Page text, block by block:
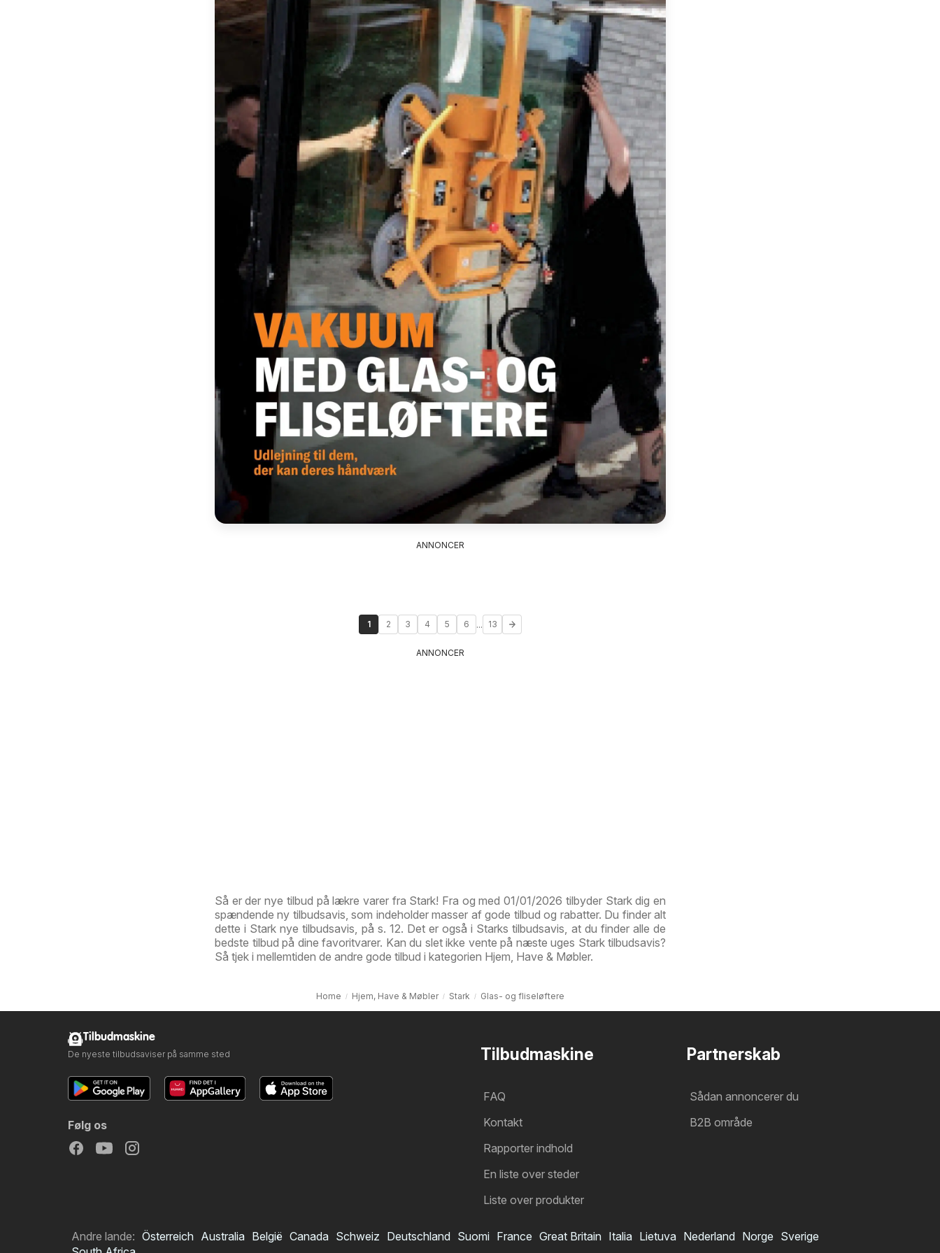
ANNONCER
1 2 3 4 5 6 ... 13
ANNONCER
Så er der nye tilbud på lækre varer fra Stark! Fra og med 01/01/2026 tilbyder Stark dig en
spændende ny tilbudsavis, som indeholder masser af gode tilbud og rabatter. Du finder alt
dette i Stark nye tilbudsavis, på s. 12. Det er også i Starks tilbudsavis, at du finder alle de
bedste tilbud på dine favoritvarer. Kan du slet ikke vente på næste uges Stark tilbudsavis?
Så tjek i mellemtiden de andre gode tilbud i kategorien Hjem, Have & Møbler.
Home Hjem, Have & Møbler Stark Glas- og fliseløftere
Tilbudmaskine
FAQ
Kontakt
Rapporter indhold
En liste over steder
Liste over produkter
Partnerskab
Sådan annoncerer du
B2B område
Tilbudmaskine
De nyeste tilbudsaviser på samme sted
Følg os
Andre lande: Österreich Australia België Canada Schweiz Deutschland Suomi France Great Britain Italia Lietuva Nederland Norge Sverige